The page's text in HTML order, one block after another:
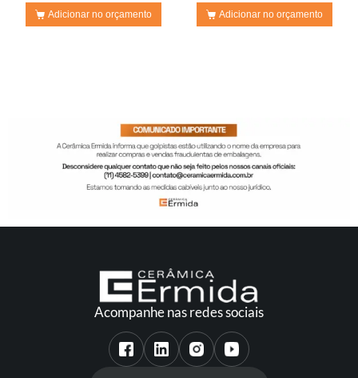
Adicionar no orçamento Adicionar no orçamento
Acompanhe nas redes sociais